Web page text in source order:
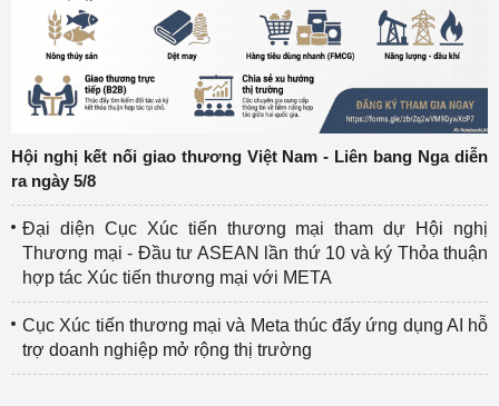
Hội nghị kết nối giao thương Việt Nam - Liên bang Nga diễn
ra ngày 5/8
Đại diện Cục Xúc tiến thương mại tham dự Hội nghị
Thương mại - Đầu tư ASEAN lần thứ 10 và ký Thỏa thuận
hợp tác Xúc tiến thương mại với META
Cục Xúc tiến thương mại và Meta thúc đẩy ứng dụng AI hỗ
trợ doanh nghiệp mở rộng thị trường